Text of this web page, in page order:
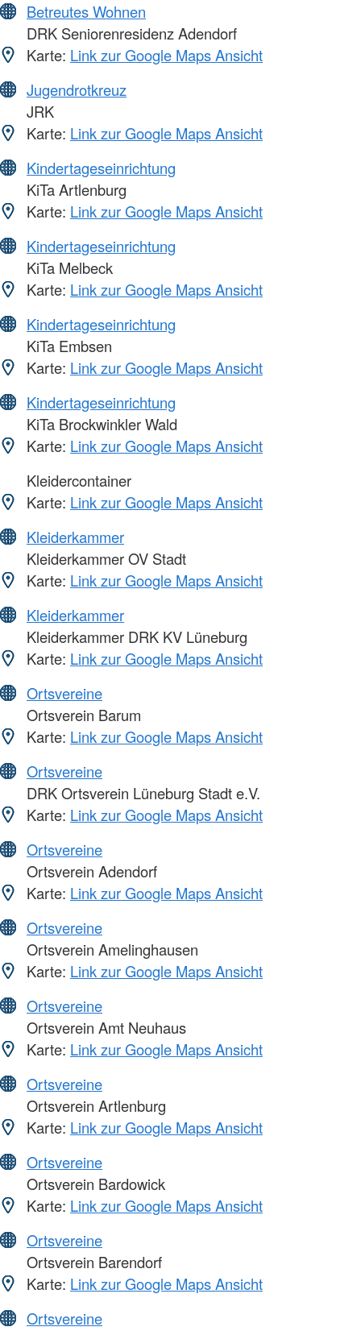
Betreutes Wohnen
DRK Seniorenresidenz Adendorf
Karte: Link zur Google Maps Ansicht
Jugendrotkreuz
JRK
Karte: Link zur Google Maps Ansicht
Kindertageseinrichtung
KiTa Artlenburg
Karte: Link zur Google Maps Ansicht
Kindertageseinrichtung
KiTa Melbeck
Karte: Link zur Google Maps Ansicht
Kindertageseinrichtung
KiTa Embsen
Karte: Link zur Google Maps Ansicht
Kindertageseinrichtung
KiTa Brockwinkler Wald
Karte: Link zur Google Maps Ansicht
Kleidercontainer
Karte: Link zur Google Maps Ansicht
Kleiderkammer
Kleiderkammer OV Stadt
Karte: Link zur Google Maps Ansicht
Kleiderkammer
Kleiderkammer DRK KV Lüneburg
Karte: Link zur Google Maps Ansicht
Ortsvereine
Ortsverein Barum
Karte: Link zur Google Maps Ansicht
Ortsvereine
DRK Ortsverein Lüneburg Stadt e.V.
Karte: Link zur Google Maps Ansicht
Ortsvereine
Ortsverein Adendorf
Karte: Link zur Google Maps Ansicht
Ortsvereine
Ortsverein Amelinghausen
Karte: Link zur Google Maps Ansicht
Ortsvereine
Ortsverein Amt Neuhaus
Karte: Link zur Google Maps Ansicht
Ortsvereine
Ortsverein Artlenburg
Karte: Link zur Google Maps Ansicht
Ortsvereine
Ortsverein Bardowick
Karte: Link zur Google Maps Ansicht
Ortsvereine
Ortsverein Barendorf
Karte: Link zur Google Maps Ansicht
Ortsvereine